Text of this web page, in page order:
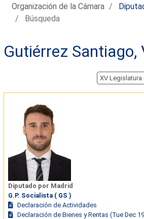
Organización de la Cámara
Búsqueda
Gutiérrez Santiago,
Diputado por Madrid
G.P. Socialista ( GS )
Declaración de Actividades
Declaración de Bienes y Rentas (Tue Dec